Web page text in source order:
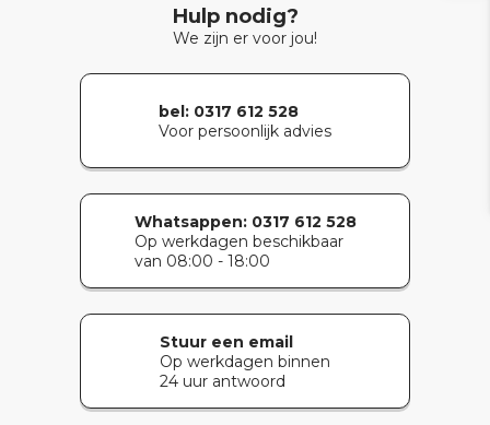
Hulp nodig?
We zijn er voor jou!
bel: 0317 612 528
Voor persoonlijk advies
Whatsappen:0317 612 528
Op werkdagen beschikbaar
van 08:00 - 18:00
Stuur een email
Op werkdagen binnen
24 uur antwoord